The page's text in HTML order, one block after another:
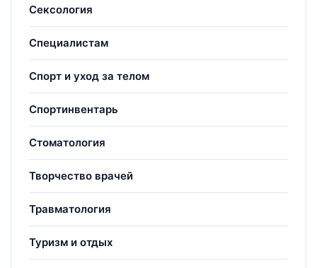
Сексология
Специалистам
Спорт и уход за телом
Спортинвентарь
Стоматология
Творчество врачей
Травматология
Туризм и отдых